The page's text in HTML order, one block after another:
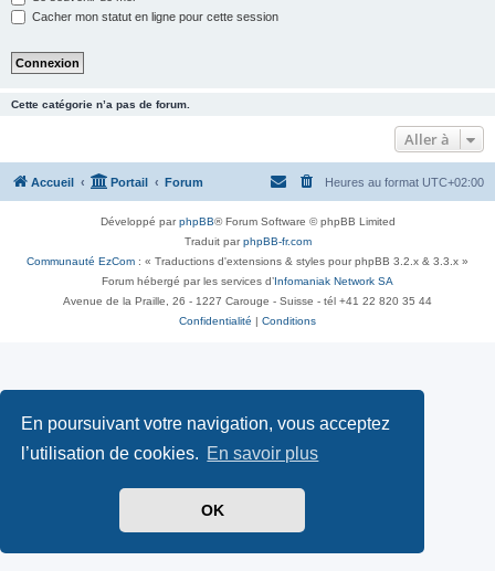
En poursuivant votre navigation, vous acceptez
l’utilisation de cookies. En savoir plus
OK
Cacher mon statut en ligne pour cette session
Cette catégorie n’a pas de forum.
Aller à
Accueil Portail Forum Heures au format UTC+02:00
Développé parphpBB® Forum Software © phpBB Limited
Traduit parphpBB-fr.com
Communauté EzCom : « Traductions d'extensions & styles pour phpBB 3.2.x & 3.3.x »
Forum hébergé par les services d’ Infomaniak Network SA
Avenue de la Praille, 26 - 1227 Carouge - Suisse - tél +41 22 820 35 44
Confidentialité
Conditions